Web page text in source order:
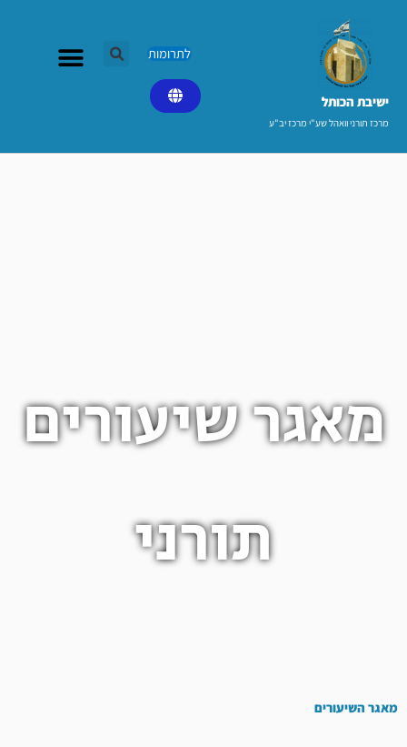
ישיבת הכותל​
מרכז תורני וואהל שע"י מרכז יב"ע
לתרומות
מאגר שיעורים
תורני
מאגר השיעורים